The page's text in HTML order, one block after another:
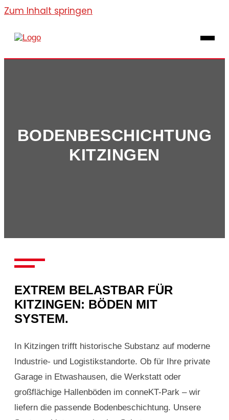
Zum Inhalt springen
BODENBE­SCHICHTUNG
KITZINGEN
EXTREM BELASTBAR FÜR
KITZINGEN: BÖDEN MIT
SYSTEM.
In Kitzingen trifft historische Substanz auf moderne
Industrie- und Logistikstandorte. Ob für Ihre private
Garage in Etwashausen, die Werkstatt oder
großflächige Hallenböden im conneKT-Park – wir
liefern die passende Bodenbeschichtung. Unsere